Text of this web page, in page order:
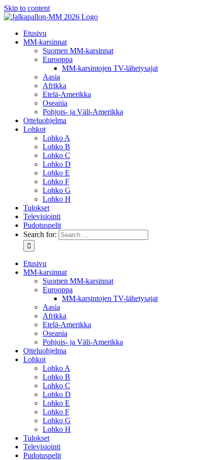
Skip to content
Etusivu
MM-karsinnat
Suomen MM-karsinnat
Eurooppa
MM-karsintojen TV-lähetysajat
Aasia
Afrikka
Etelä-Amerikka
Oseania
Pohjois- ja Väli-Amerikka
Otteluohjelma
Lohkot
Lohko A
Lohko B
Lohko C
Lohko D
Lohko E
Lohko F
Lohko G
Lohko H
Tulokset
Televisiointi
Pudotuspelit
Search for:
Etusivu
MM-karsinnat
Suomen MM-karsinnat
Eurooppa
MM-karsintojen TV-lähetysajat
Aasia
Afrikka
Etelä-Amerikka
Oseania
Pohjois- ja Väli-Amerikka
Otteluohjelma
Lohkot
Lohko A
Lohko B
Lohko C
Lohko D
Lohko E
Lohko F
Lohko G
Lohko H
Tulokset
Televisiointi
Pudotuspelit